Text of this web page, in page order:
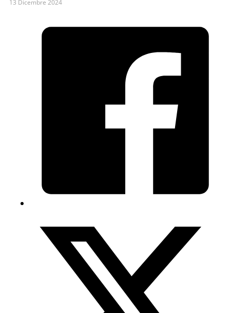
13 Dicembre 2024